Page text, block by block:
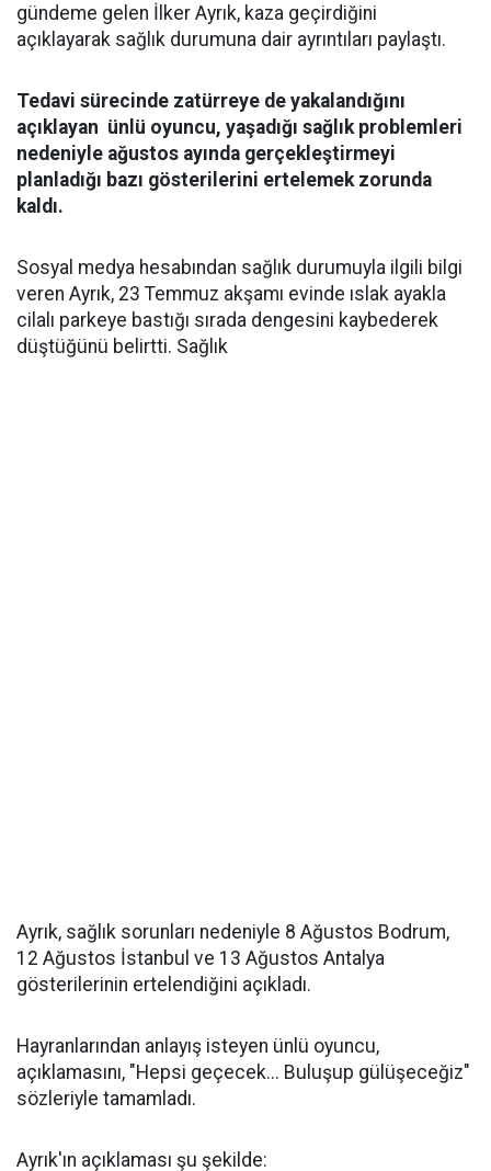
gündeme gelen İlker Ayrık, kaza geçirdiğini
açıklayarak sağlık durumuna dair ayrıntıları paylaştı.
Tedavi sürecinde zatürreye de yakalandığını
açıklayan ünlü oyuncu, yaşadığı sağlık problemleri
nedeniyle ağustos ayında gerçekleştirmeyi
planladığı bazı gösterilerini ertelemek zorunda
kaldı.
Sosyal medya hesabından sağlık durumuyla ilgili bilgi
veren Ayrık, 23 Temmuz akşamı evinde ıslak ayakla
cilalı parkeye bastığı sırada dengesini kaybederek
düştüğünü belirtti. Sağlık
Ayrık, sağlık sorunları nedeniyle 8 Ağustos Bodrum,
12 Ağustos İstanbul ve 13 Ağustos Antalya
gösterilerinin ertelendiğini açıkladı.
Hayranlarından anlayış isteyen ünlü oyuncu,
açıklamasını, "Hepsi geçecek... Buluşup gülüşeceğiz"
sözleriyle tamamladı.
Ayrık'ın açıklaması şu şekilde: